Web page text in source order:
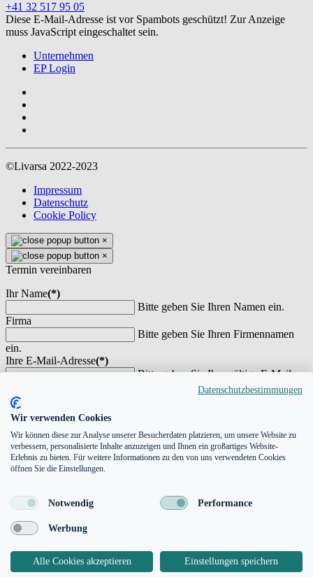
+41 32 517 95 05
Diese E-Mail-Adresse ist vor Spambots geschützt! Zur Anzeige
muss JavaScript eingeschaltet sein.
Unternehmen
EP Login
©Livarsa 2022-2023
Impressum
Datenschutz
Cookie Policy
×
×
Termin vereinbaren
Ihr Name(*)
Bitte geben Sie Ihren Namen ein.
Firma
Bitte geben Sie Ihren Firmennamen
ein.
Ihre E-Mail-Adresse(*)
Bitte geben Sie Ihre gültige E-Mail-
Telefonnummer
Ihre Nachricht
Invalid Input
Angaben zur Speicherung Ihrer Daten finden Sie in unserer
Datenschutzerklärung.
Spamschutz(*)
Datenschutzbestimmungen
Wir verwenden Cookies
Wir können diese zur Analyse unserer Besucherdaten platzieren, um unsere Website zu
verbessern, personalisierte Inhalte anzuzeigen und Ihnen ein großartiges Website-
Erlebnis zu bieten. Für weitere Informationen zu den von uns verwendeten Cookies
öffnen Sie die Einstellungen.
Notwendig Performance
Werbung
Alle Cookies akzeptieren Einstellungen speichern